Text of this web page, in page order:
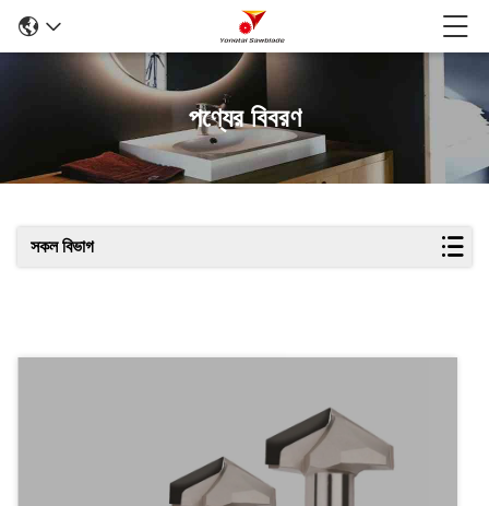
পণ্যের বিবরণ
সকল বিভাগ